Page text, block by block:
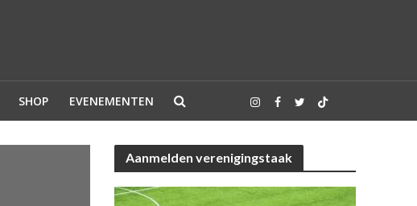
SHOP EVENEMENTEN
Aanmelden verenigingstaak